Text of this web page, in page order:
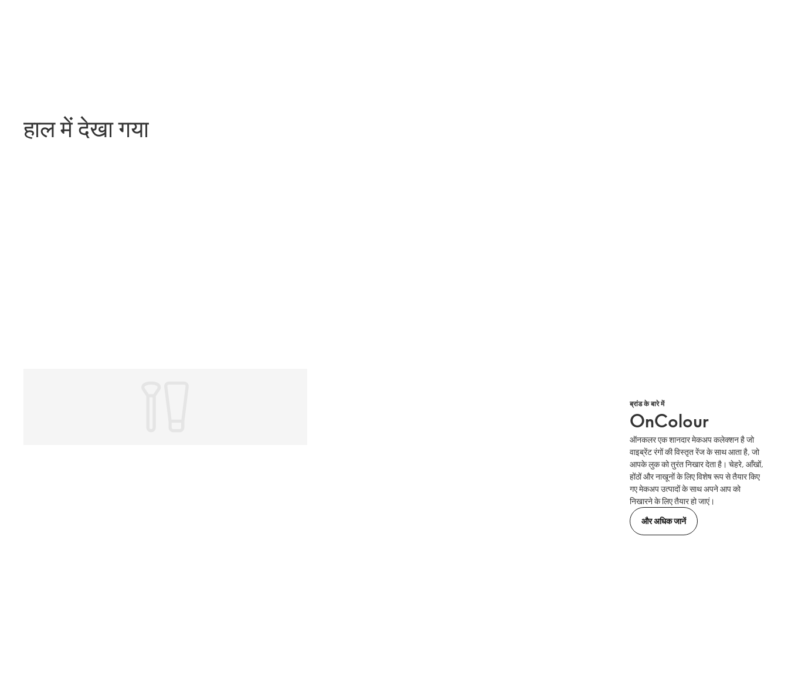
हाल में देखा गया
ब्रांड के बारे में
OnColour
ऑनकलर एक शानदार मेकअप कलेक्शन है जो
वाइब्रेंट रंगों की विस्तृत रेंज के साथ आता है, जो
आपके लुक को तुरंत निखार देता है। चेहरे, आँखों,
होंठों और नाखूनों के लिए विशेष रूप से तैयार किए
गए मेकअप उत्पादों के साथ अपने आप को
निखारने के लिए तैयार हो जाएं।
और अधिक जानें